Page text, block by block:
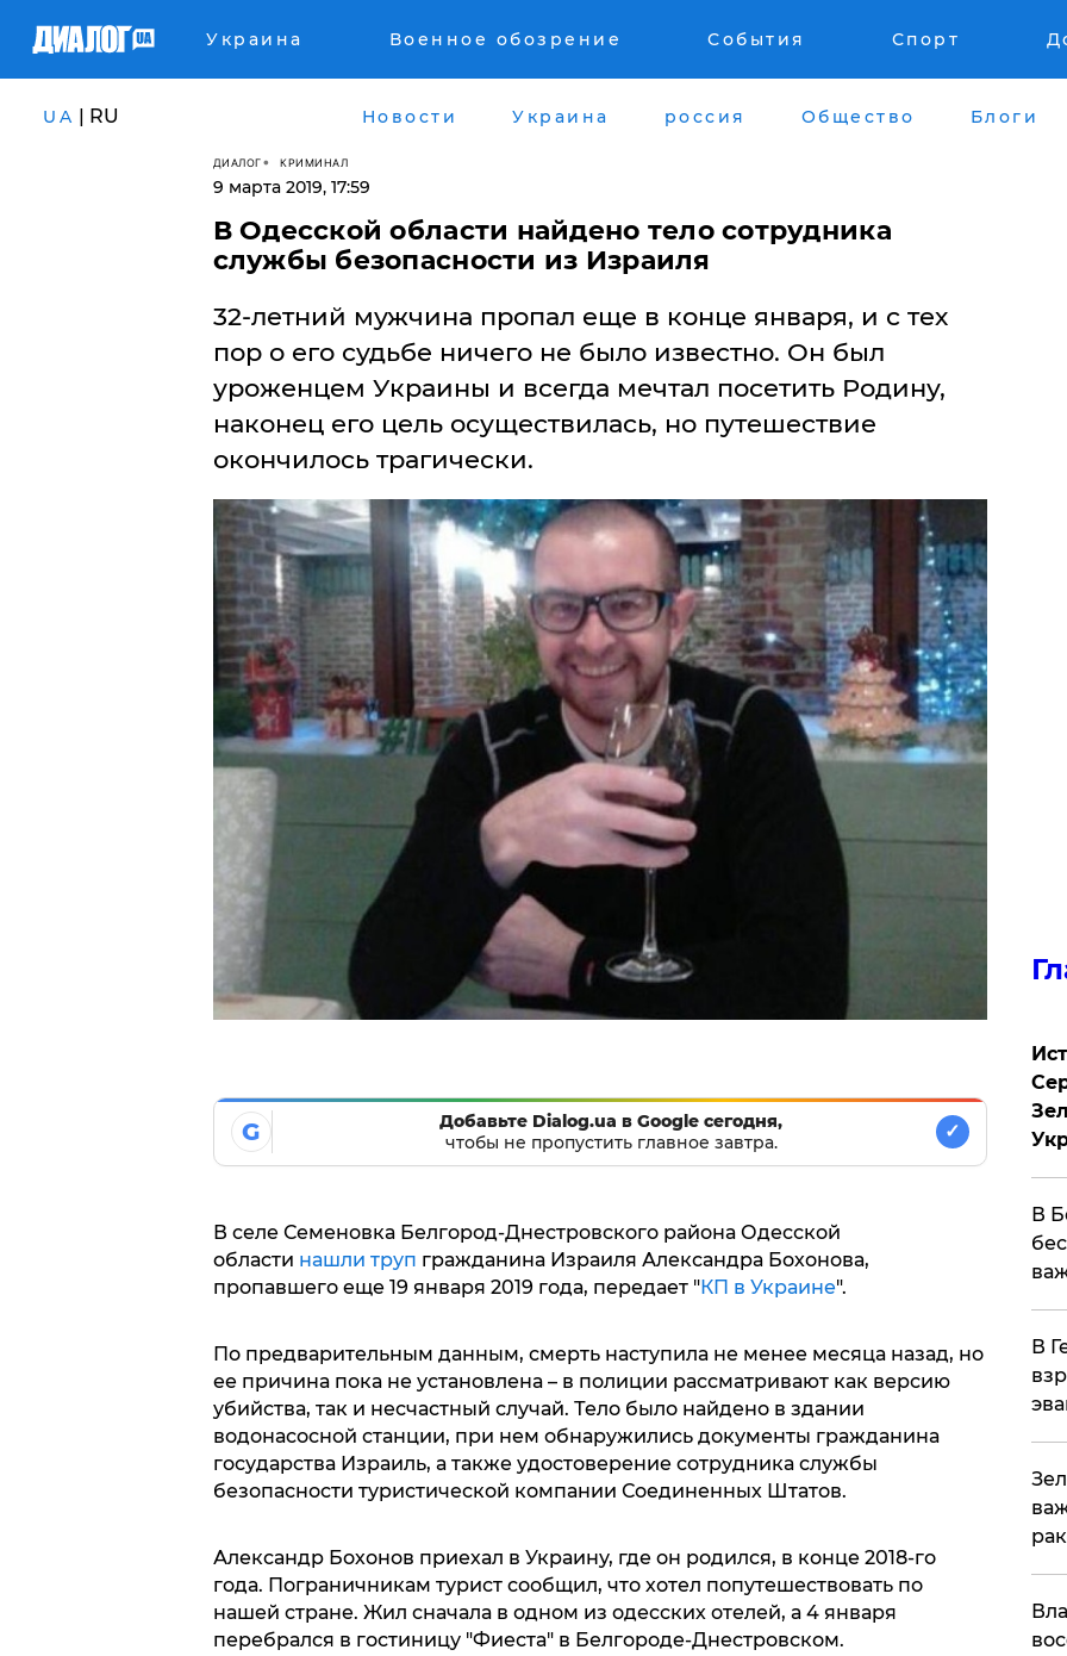
Украина Военное обозрение События Спорт
UA | RU Новости Украина россия Общество Блоги
ДИАЛОГ КРИМИНАЛ
9 марта 2019, 17:59
В Одесской области найдено тело сотрудника
службы безопасности из Израиля
32-летний мужчина пропал еще в конце января, и с тех
пор о его судьбе ничего не было известно. Он был
уроженцем Украины и всегда мечтал посетить Родину,
наконец его цель осуществилась, но путешествие
окончилось трагически.
G
Добавьте Dialog.ua в Google сегодня,
чтобы не пропустить главное завтра.
✓
В селе Семеновка Белгород-Днестровского района Одесской
области нашли труп гражданина Израиля Александра Бохонова,
пропавшего еще 19 января 2019 года, передает "КП в Украине".
По предварительным данным, смерть наступила не менее месяца назад, но
ее причина пока не установлена – в полиции рассматривают как версию
убийства, так и несчастный случай. Тело было найдено в здании
водонасосной станции, при нем обнаружились документы гражданина
государства Израиль, а также удостоверение сотрудника службы
безопасности туристической компании Соединенных Штатов.
Александр Бохонов приехал в Украину, где он родился, в конце 2018-го
года. Пограничникам турист сообщил, что хотел попутешествовать по
нашей стране. Жил сначала в одном из одесских отелей, а 4 января
перебрался в гостиницу "Фиеста" в Белгороде-Днестровском.
В
В